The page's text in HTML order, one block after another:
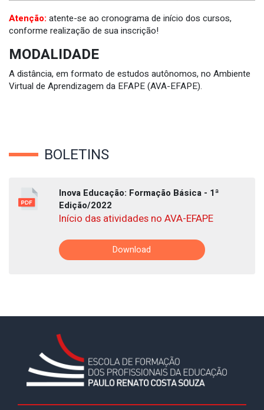
Atenção: atente-se ao cronograma de início dos cursos,
conforme realização de sua inscrição!
MODALIDADE
A distância, em formato de estudos autônomos, no Ambiente
Virtual de Aprendizagem da EFAPE (AVA-EFAPE).
BOLETINS
Inova Educação: Formação Básica - 1ª
Edição/2022
Início das atividades no AVA-EFAPE
Download